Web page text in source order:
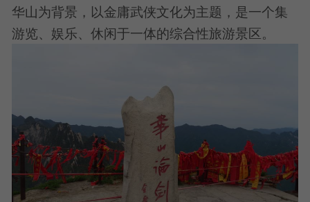
华山为背景，以金庸武侠文化为主题，是一个集
游览、娱乐、休闲于一体的综合性旅游景区。